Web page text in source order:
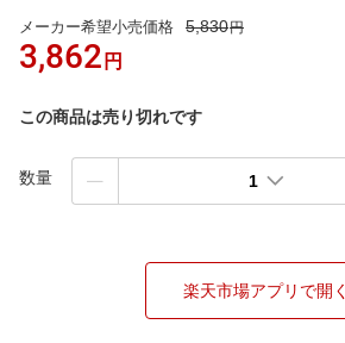
メーカー希望小売価格 5,830円
3,862 円
この商品は売り切れです
数量 1
楽天市場アプリで開く